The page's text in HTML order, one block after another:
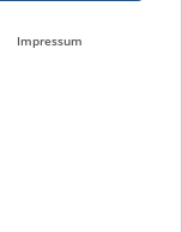
Impressum